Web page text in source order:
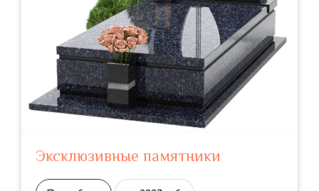
Эксклюзивные памятники